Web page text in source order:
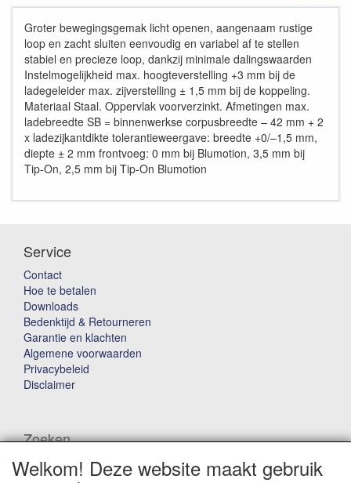
Groter bewegingsgemak licht openen, aangenaam rustige
loop en zacht sluiten eenvoudig en variabel af te stellen
stabiel en precieze loop, dankzij minimale dalingswaarden
Instelmogelijkheid max. hoogteverstelling +3 mm bij de
ladegeleider max. zijverstelling ± 1,5 mm bij de koppeling.
Materiaal Staal. Oppervlak voorverzinkt. Afmetingen max.
ladebreedte SB = binnenwerkse corpusbreedte – 42 mm + 2
x ladezijkantdikte tolerantieweergave: breedte +0/–1,5 mm,
diepte ± 2 mm frontvoeg: 0 mm bij Blumotion, 3,5 mm bij
Tip-On, 2,5 mm bij Tip-On Blumotion
Service
Contact
Hoe te betalen
Downloads
Bedenktijd & Retourneren
Garantie en klachten
Algemene voorwaarden
Privacybeleid
Disclaimer
Zoeken
Waar ben je naar op zoek?
Welkom! Deze website maakt gebruik